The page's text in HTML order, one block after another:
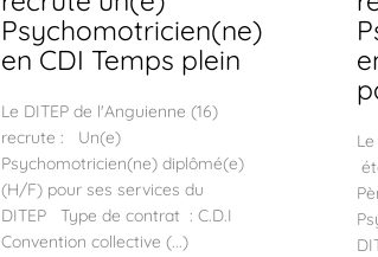
Psychomotricien(ne)
en CDI Temps plein
Le DITEP de l'Anguienne (16)
recrute : Un(e)
Psychomotricien(ne) diplômé(e)
(H/F) pour ses services du
DITEP Type de contrat : C.D.I
Convention collective (...)